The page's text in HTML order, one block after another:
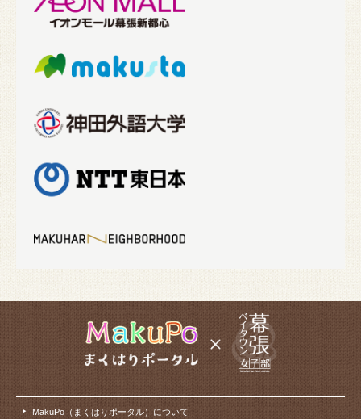
MakuPo（まくはりポータル）について